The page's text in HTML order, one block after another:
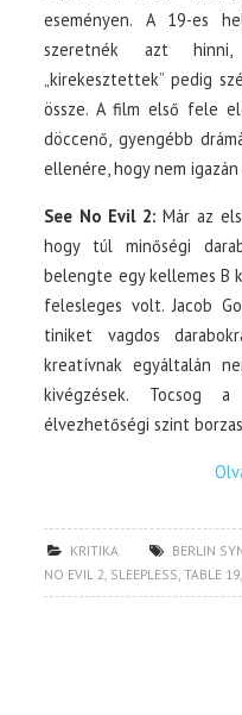
eseményen. A 19-es
szeretnék azt
„kirekesztettek” pedig
össze. A film első fele
döccenő, gyengébb
ellenére, hogy nem
See No Evil 2: Már az
hogy túl minőségi
belengte egy kellemes B
felesleges volt. Jacob
tiniket vagdos
kreatívnak egyáltalán
kivégzések. Tocsog
élvezhetőségi szint
KRITIKA BERLIN
NO EVIL 2 SLEEPLESS ,TABLE 19